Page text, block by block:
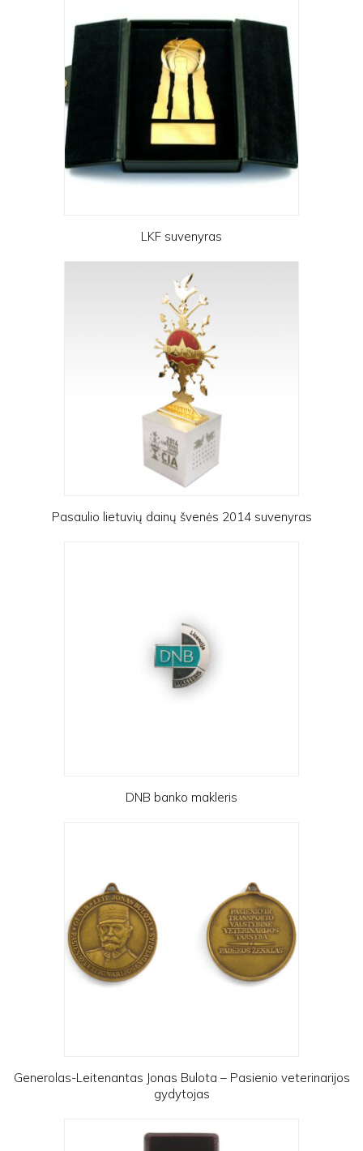
LKF suvenyras
Pasaulio lietuvių dainų švenės 2014 suvenyras
DNB banko makleris
Generolas-Leitenantas Jonas Bulota – Pasienio veterinarijos
gydytojas